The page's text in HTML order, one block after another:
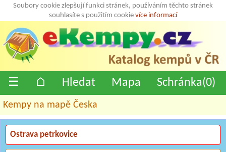
Soubory cookie zlepšují funkci stránek, používáním těchto stránek
souhlasíte s použitím cookie více informací
☰ ⌂ Hledat Mapa Schránka(0)
Kempy na mapě Česka